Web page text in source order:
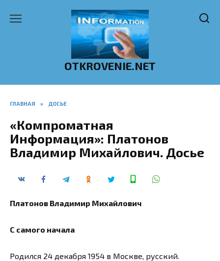
OTKROVENIE.NET
ГЛАВНАЯ » ДОСЬЕ
«Компроматная
Информация»: Платонов
Владимир Михайлович. Досье
Платонов Владимир Михайлович
С самого начала
Родился 24 декабря 1954 в Москве, русский.